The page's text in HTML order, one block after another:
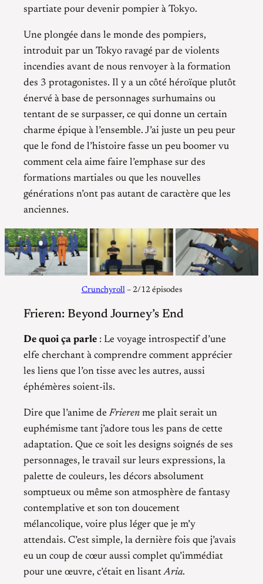
spartiate pour devenir pompier à Tokyo.
Une plongée dans le monde des pompiers,
introduit par un Tokyo ravagé par de violents
incendies avant de nous renvoyer à la formation
des 3 protagonistes. Il y a un côté héroïque plutôt
énervé à base de personnages surhumains ou
tentant de se surpasser, ce qui donne un certain
charme épique à l’ensemble. J’ai juste un peu peur
que le fond de l’histoire fasse un peu boomer vu
comment cela aime faire l’emphase sur des
formations martiales ou que les nouvelles
générations n’ont pas autant de caractère que les
anciennes.
Crunchyroll– 2/12 épisodes
Frieren: Beyond Journey’s End
De quoi ça parle : Le voyage introspectif d’une
elfe cherchant à comprendre comment apprécier
les liens que l’on tisse avec les autres, aussi
éphémères soient-ils.
Dire que l’anime de Frieren me plait serait un
euphémisme tant j’adore tous les pans de cette
adaptation. Que ce soit les designs soignés de ses
personnages, le travail sur leurs expressions, la
palette de couleurs, les décors absolument
somptueux ou même son atmosphère de fantasy
contemplative et son ton doucement
mélancolique, voire plus léger que je m’y
attendais. C’est simple, la dernière fois que j’avais
eu un coup de cœur aussi complet qu’immédiat
pour une œuvre, c’était en lisantAria.